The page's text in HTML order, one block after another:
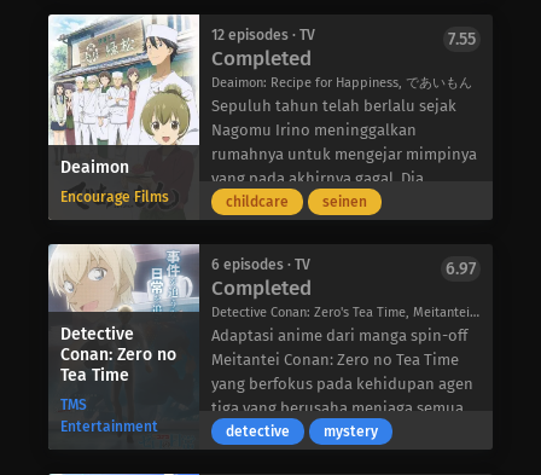
Ketika teman sekelas Junpei, Miyako
Godai, melihat Junpei
mendemonstrasikan tendangan
impresif yang menggabungkan
keterampilan balet dan Jeet Kune Do
di depan teman-temannya, Miyako
langsung mengajak Junpei untuk
bergabung dengan sanggar balet
meninggalkan mimpinya untuk
menekuni balet secara formal, tidak
ada yang bisa menandingi euforia
yang ditimbulkan oleh balet. Setelah
sekian lama memendam
keinginannya untuk menekuni balet,
tidak mudah untuk menghilangkan
keraguannya dan melepaskan diri
yang tergeletak di jalan dan akhirnya
menolongnya. Setelah keduanya tiba
di apartemennya, wanita itu
memperkenalkan dirinya sebagai Nia
Honjou-seorang seniman manga
populer yang bekerja dengan nama
samaran. Namun, langsung saja, Nia
mengungkapkan bahwa dia juga
operasi rahasia Shidou.
Tertarik untuk melihat karismanya
secara langsung, Nia menantang
Shidou untuk mengajaknya
berkencan. Saat dia berusaha
mendapatkan kesempatan untuk
menyegel kekuatannya, Shidou
belajar lebih banyak tentang Nia dan
Deaimon
Encourage Films
12 episodes · TV
Completed
Deaimon: Recipe for Happiness, であいもん
7.55
Sepuluh tahun telah berlalu sejak
Nagomu Irino meninggalkan
rumahnya untuk mengejar mimpinya
yang pada akhirnya gagal. Dia
akhirnya memutuskan untuk kembali
Kyoto, Ryokushou-telah dirawat di
rumah sakit. Khawatir tidak ada yang
akan mewarisi toko tersebut jika
ayahnya meninggal dunia, Nagomu
mempersiapkan diri untuk menerima
warisan keluarganya dan seni
membuat manisan.
Tidak mengherankan, Nagomu
childcare seinen
Detective
Conan: Zero no
Tea Time
TMS
Entertainment
6 episodes · TV
Completed
Detective Conan: Zero's Tea Time, Meitantei Conan: Zero no Tea Time, Meitantei Conan: Zero no Nichijou, Zero's Daily Life, 名探偵コナン ゼロの日常（ティータイム）
6.97
Adaptasi anime dari manga spin-off
Meitantei Conan: Zero no Tea Time
yang berfokus pada kehidupan agen
tiga yang berusaha menjaga semua
perannya yang berbeda.
detective mystery